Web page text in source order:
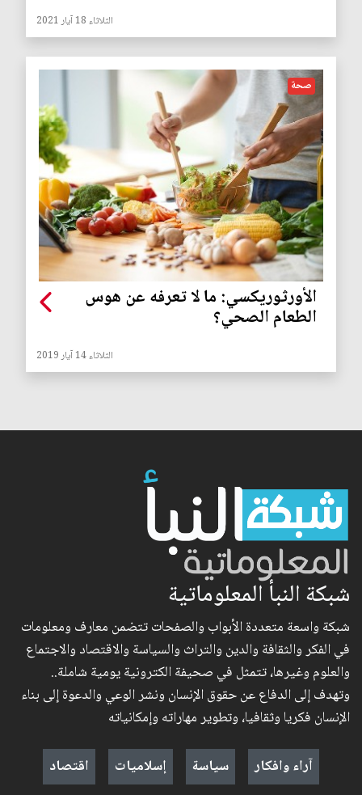
الثلاثاء 18 آيار 2021
صحة
الأورثوريكسي: ما لا تعرفه عن هوس
الطعام الصحي؟
الثلاثاء 14 آيار 2019
شبكة النبأ المعلوماتية
شبكة واسعة متعددة الأبواب والصفحات تتضمن معارف ومعلومات
في الفكر والثقافة والدين والتراث والسياسة والاقتصاد والاجتماع
والعلوم وغيرها، تتمثل في صحيفة الكترونية يومية شاملة..
وتهدف إلى الدفاع عن حقوق الإنسان ونشر الوعي والدعوة إلى بناء
الإنسان فكريا وثقافيا، وتطوير مهاراته وإمكانياته
آراء وافكار
سياسة إسلاميات اقتصاد